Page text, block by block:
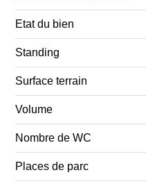
Etat du bien
Standing
Surface terrain
Volume
Nombre de WC
Places de parc